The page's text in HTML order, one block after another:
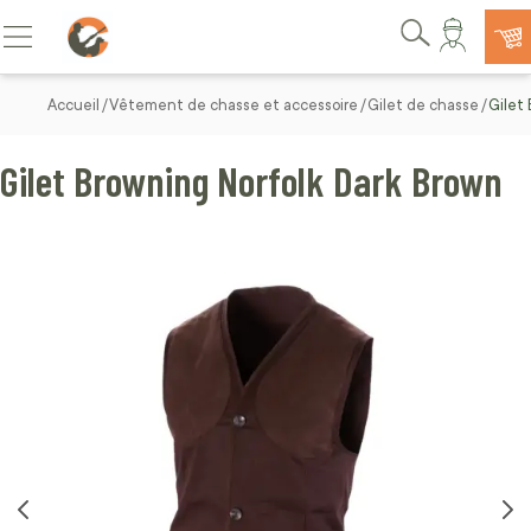
Allez au contenu
Basculer la navigation
Rechercher
Accueil Vêtement de chasse et accessoire Gilet de chasse Gilet
Gilet Browning Norfolk Dark Brown